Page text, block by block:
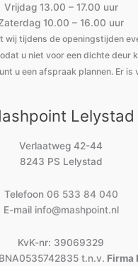
Vrijdag 13.00 – 17.00 uur
10.00 – 16.00 uur
wij tijdens de openingstijden
u niet voor een dichte deur
u een afspraak plannen. Er is
Lelystad
Verlaatweg 42-44
8243 PS Lelystad
Telefoon 06 533 84 040
E-mail info@mashpoint.nl
KvK-nr: 39069329
t.n.v. Firma